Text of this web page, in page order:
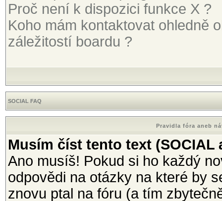
Proč není k dispozici funkce X ?
Koho mám kontaktovat ohledně
záležitostí boardu ?
SOCIAL FAQ
Pravidla fóra aneb
Musím číst tento text (SOCIAL
Ano musíš! Pokud si ho každý
odpovědi na otázky na které by
znovu ptal na fóru (a tím